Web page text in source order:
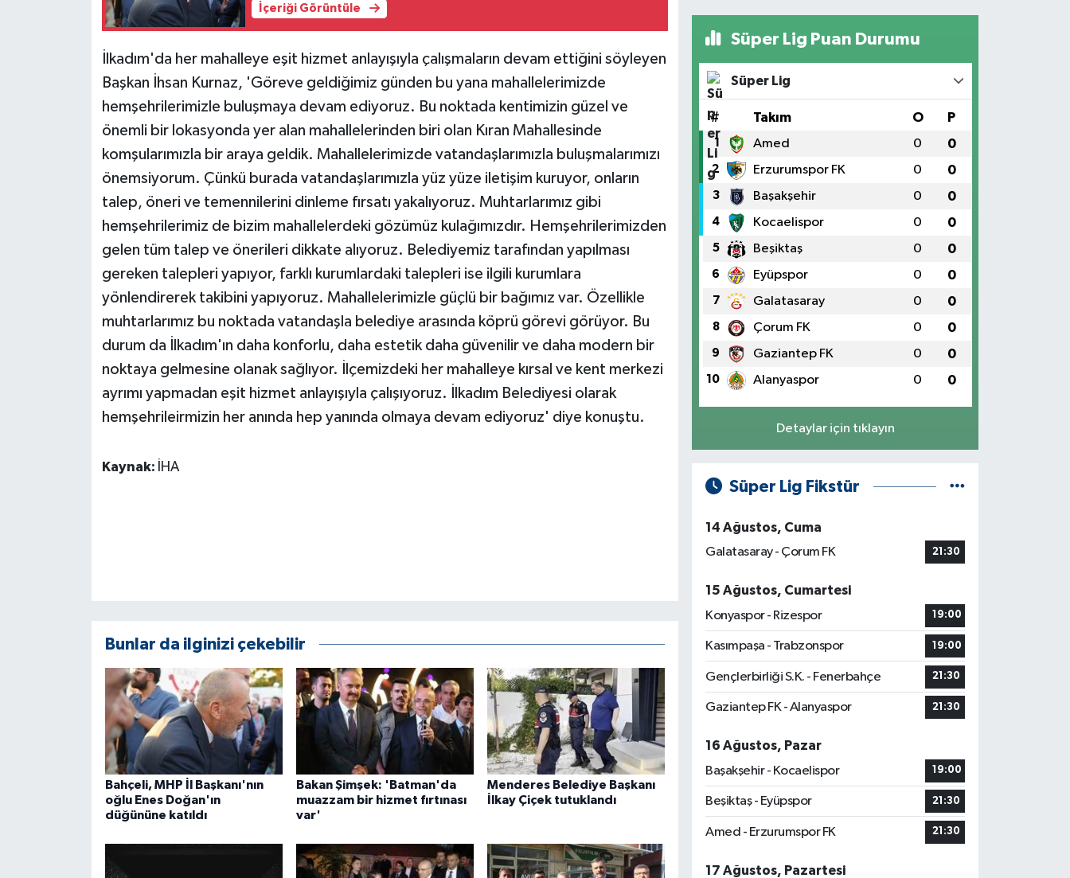
İçeriği Görüntüle
İlkadım'da her mahalleye eşit hizmet anlayışıyla çalışmaların devam ettiğini söyleyen
Başkan İhsan Kurnaz, 'Göreve geldiğimiz günden bu yana mahallelerimizde
hemşehrilerimizle buluşmaya devam ediyoruz. Bu noktada kentimizin güzel ve
önemli bir lokasyonda yer alan mahallelerinden biri olan Kıran Mahallesinde
komşularımızla bir araya geldik. Mahallelerimizde vatandaşlarımızla buluşmalarımızı
önemsiyorum. Çünkü burada vatandaşlarımızla yüz yüze iletişim kuruyor, onların
talep, öneri ve temennilerini dinleme fırsatı yakalıyoruz. Muhtarlarımız gibi
hemşehrilerimiz de bizim mahallelerdeki gözümüz kulağımızdır. Hemşehrilerimizden
gelen tüm talep ve önerileri dikkate alıyoruz. Belediyemiz tarafından yapılması
gereken talepleri yapıyor, farklı kurumlardaki talepleri ise ilgili kurumlara
yönlendirerek takibini yapıyoruz. Mahallelerimizle güçlü bir bağımız var. Özellikle
muhtarlarımız bu noktada vatandaşla belediye arasında köprü görevi görüyor. Bu
durum da İlkadım'ın daha konforlu, daha estetik daha güvenilir ve daha modern bir
noktaya gelmesine olanak sağlıyor. İlçemizdeki her mahalleye kırsal ve kent merkezi
ayrımı yapmadan eşit hizmet anlayışıyla çalışıyoruz. İlkadım Belediyesi olarak
hemşehrileirmizin her anında hep yanında olmaya devam ediyoruz' diye konuştu.
Kaynak: İHA
Bunlar da ilginizi çekebilir
Bahçeli, MHP İl Başkanı'nın
oğlu Enes Doğan'ın
düğününe katıldı
Bakan Şimşek: 'Batman'da
muazzam bir hizmet fırtınası
var'
Menderes Belediye Başkanı
İlkay Çiçek tutuklandı
Süper Lig Puan Durumu
Süper Lig
# Takım O P
1 Amed 0 0
2 Erzurumspor FK 0 0
3 Başakşehir 0 0
4 Kocaelispor 0 0
5 Beşiktaş 0 0
6 Eyüpspor 0 0
7 Galatasaray 0 0
8 Çorum FK 0 0
9 Gaziantep FK 0 0
10 Alanyaspor 0 0
Detaylar için tıklayın
Süper Lig Fikstür
14 Ağustos, Cuma
Galatasaray - Çorum FK
21:30
15 Ağustos, Cumartesi
Konyaspor - Rizespor
19:00
Kasımpaşa - Trabzonspor 19:00
Gençlerbirliği S.K. - Fenerbahçe 21:30
Gaziantep FK - Alanyaspor 21:30
16 Ağustos, Pazar
Başakşehir - Kocaelispor
19:00
Beşiktaş - Eyüpspor 21:30
Amed - Erzurumspor FK 21:30
17 Ağustos, Pazartesi
Otomobil
POLİTİKA
SPOR HABERLERİ
TEKNOLOJİ
ÜLKE GÜNDEMİ
Yerel Haberler